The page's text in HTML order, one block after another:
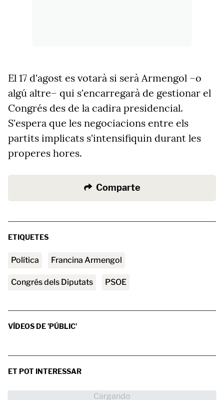
El 17 d'agost es votarà si serà Armengol –o
algú altre– qui s'encarregarà de gestionar el
Congrés des de la cadira presidencial.
S'espera que les negociacions entre els
partits implicats s'intensifiquin durant les
properes hores.
Comparte
ETIQUETES
Política Francina Armengol
Congrés dels Diputats PSOE
VÍDEOS DE 'PÚBLIC'
ET POT INTERESSAR